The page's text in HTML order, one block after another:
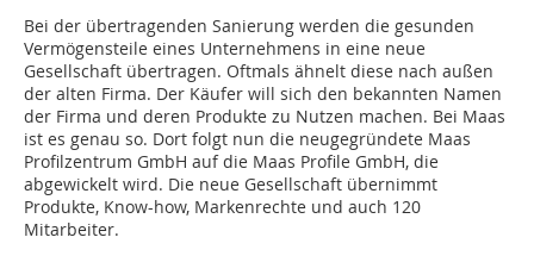
Bei der übertragenden Sanierung werden die gesunden
Vermögensteile eines Unternehmens in eine neue
Gesellschaft übertragen. Oftmals ähnelt diese nach außen
der alten Firma. Der Käufer will sich den bekannten Namen
der Firma und deren Produkte zu Nutzen machen. Bei Maas
ist es genau so. Dort folgt nun die neugegründete Maas
Profilzentrum GmbH auf die Maas Profile GmbH, die
abgewickelt wird. Die neue Gesellschaft übernimmt
Produkte, Know-how, Markenrechte und auch 120
Mitarbeiter.